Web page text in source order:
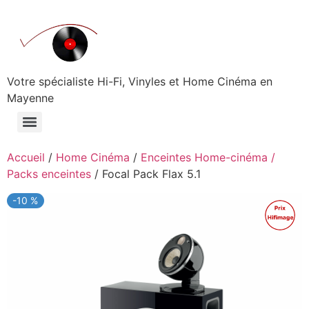
contenu
Votre spécialiste Hi-Fi, Vinyles et Home Cinéma en
Mayenne
Accueil / Home Cinéma / Enceintes Home-cinéma /
Packs enceintes / Focal Pack Flax 5.1
Promo !
-10 %